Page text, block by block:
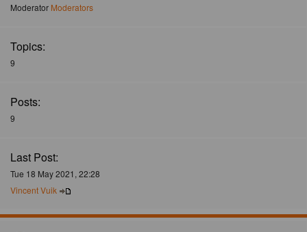
Moderator Moderators
Topics:
9
Posts:
9
Last Post:
Tue 18 May 2021, 22:28
Vincent Vuik